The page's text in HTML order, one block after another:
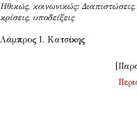
Ηθικώς, κοινωνικώς: Διαπιστώσεις,
κρίσεις, υποδείξεις
Λάμπρος Ι. Κατσίκης